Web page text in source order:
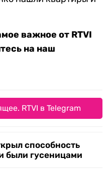
важное от RTVI
на наш
RTVI в Telegram
способность
были гусеницами